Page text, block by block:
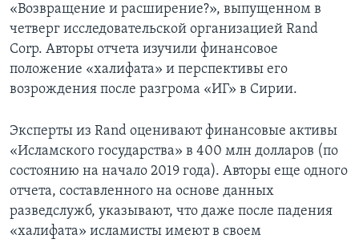
«Возвращение и расширение?», выпущенном в
четверг исследовательской организацией Rand
Corp. Авторы отчета изучили финансовое
положение «халифата» и перспективы его
возрождения после разгрома «ИГ» в Сирии.
Эксперты из Rand оценивают финансовые активы
«Исламского государства» в 400 млн долларов (по
состоянию на начало 2019 года). Авторы еще одного
отчета, составленного на основе данных
разведслужб, указывают, что даже после падения
«халифата» исламисты имеют в своем